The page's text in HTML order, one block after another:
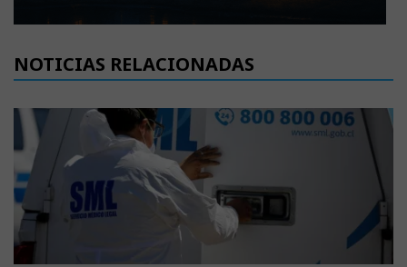
NOTICIAS RELACIONADAS